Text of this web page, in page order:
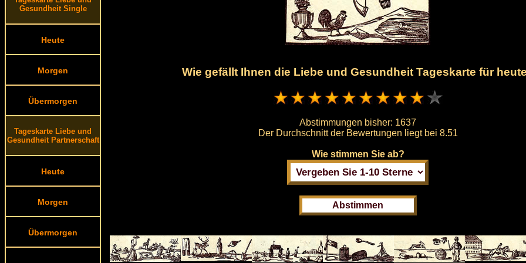
Gesundheit Single
Heute
Morgen
Übermorgen
Tageskarte Liebe und
Gesundheit Partnerschaft
Heute
Morgen
Übermorgen
Wie gefällt Ihnen die Liebe und Gesundheit Tageskarte für
Abstimmungen bisher: 1637
Der Durchschnitt der Bewertungen liegt bei 8.51
Wie stimmen Sie ab?